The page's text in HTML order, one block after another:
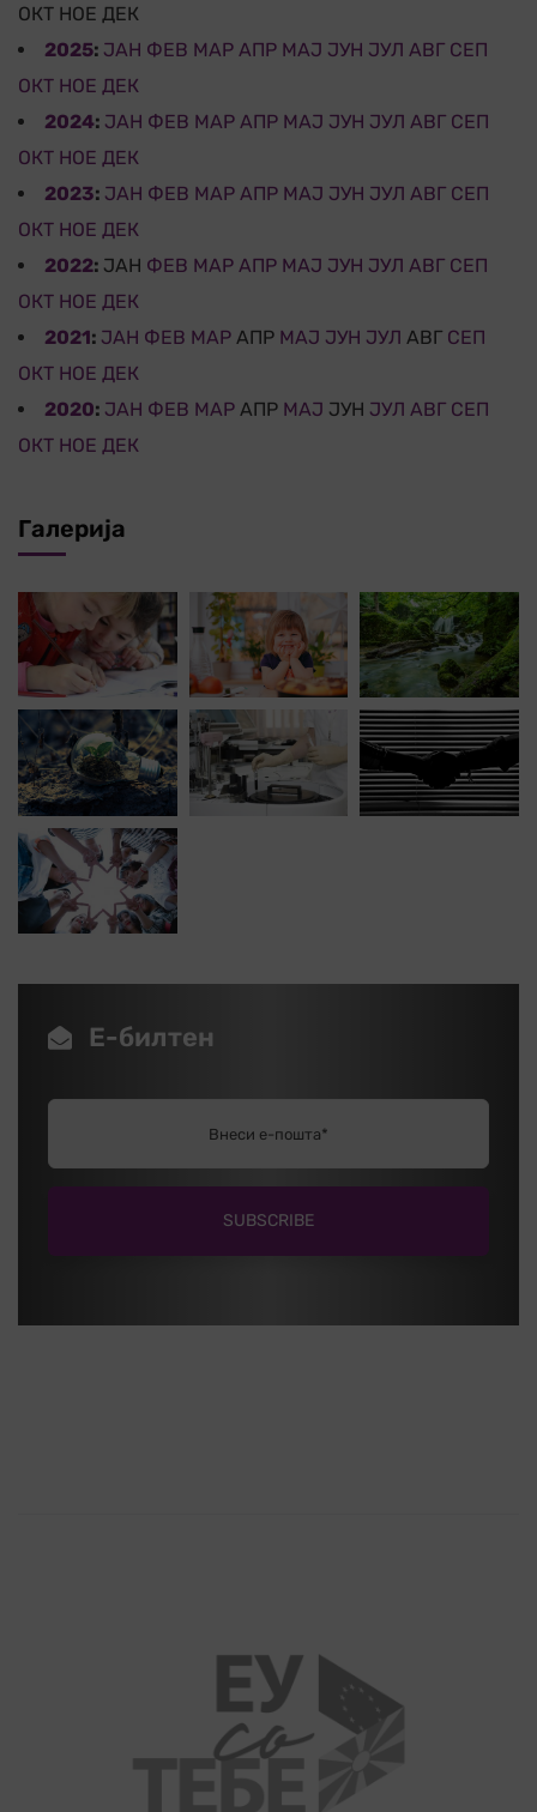
ОКТ НОЕ ДЕК
2025: ЈАН ФЕВ МАР АПР МАЈ ЈУН ЈУЛ АВГ СЕП
ОКТ НОЕ ДЕК
2024: ЈАН ФЕВ МАР АПР МАЈ ЈУН ЈУЛ АВГ СЕП
ОКТ НОЕ ДЕК
2023: ЈАН ФЕВ МАР АПР МАЈ ЈУН ЈУЛ АВГ СЕП
ОКТ НОЕ ДЕК
2022: ЈАН ФЕВ МАР АПР МАЈ ЈУН ЈУЛ АВГ СЕП
ОКТ НОЕ ДЕК
2021: ЈАН ФЕВ МАР АПР МАЈ ЈУН ЈУЛ АВГ СЕП
ОКТ НОЕ ДЕК
2020: ЈАН ФЕВ МАР АПР МАЈ ЈУН ЈУЛ АВГ СЕП
ОКТ НОЕ ДЕК
Галерија
Е-билтен